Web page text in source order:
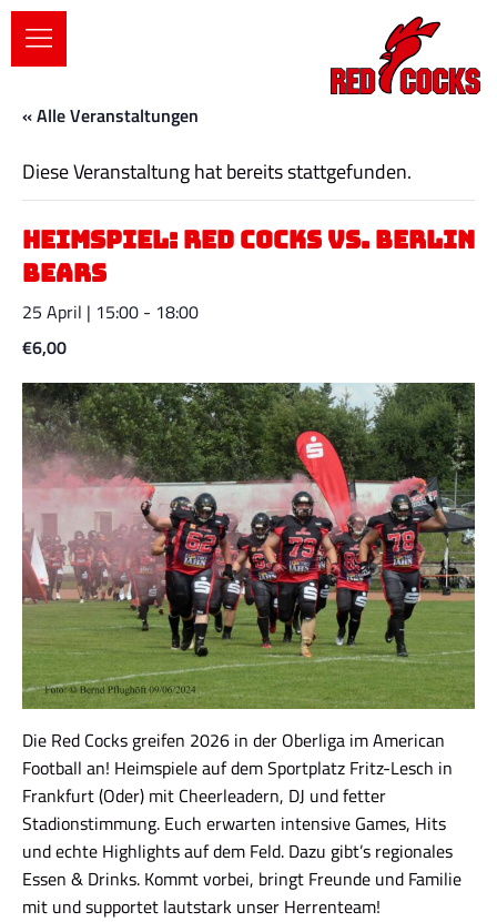
« Alle Veranstaltungen
Diese Veranstaltung hat bereits stattgefunden.
Heimspiel: Red Cocks vs. Berlin
Bears
25 April | 15:00 - 18:00
€6,00
Die Red Cocks greifen 2026 in der Oberliga im American
Football an! Heimspiele auf dem Sportplatz Fritz-Lesch in
Frankfurt (Oder) mit Cheerleadern, DJ und fetter
Stadionstimmung. Euch erwarten intensive Games, Hits
und echte Highlights auf dem Feld. Dazu gibt’s regionales
Essen & Drinks. Kommt vorbei, bringt Freunde und Familie
mit und supportet lautstark unser Herrenteam!